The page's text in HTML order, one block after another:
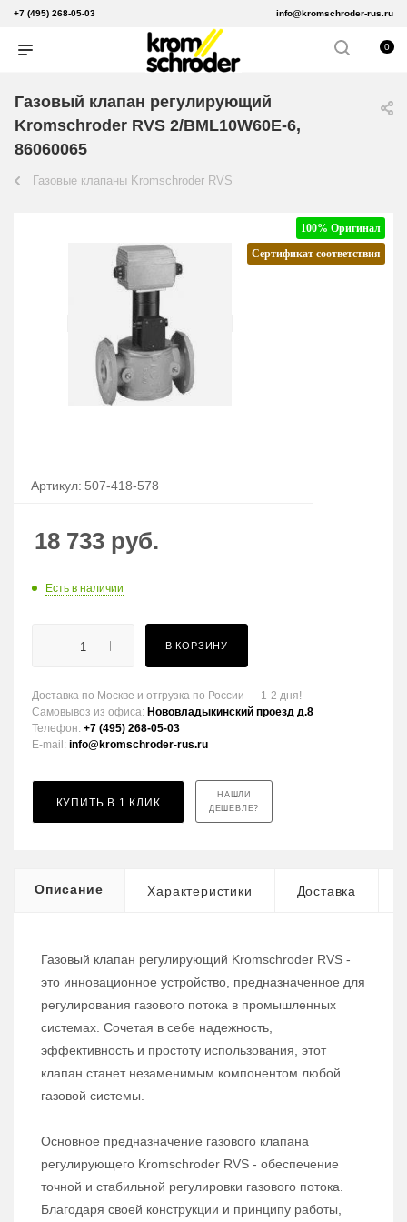
+7 (495) 268-05-03 info@kromschroder-rus.ru
0
Газовый клапан регулирующий
Kromschroder RVS 2/BML10W60E-6,
86060065
Газовые клапаны Kromschroder RVS
100% Оригинал
Сертификат соответствия
Артикул: 507-418-578
18 733 руб.
Есть в наличии
В КОРЗИНУ
Доставка по Москве и отгрузка по России — 1-2 дня!
Самовывоз из офиса: Нововладыкинский проезд д.8
Телефон: +7 (495) 268-05-03
E-mail: info@kromschroder-rus.ru
КУПИТЬ В 1 КЛИК
НАШЛИ
ДЕШЕВЛЕ?
Описание Характеристики Доставка
Газовый клапан регулирующий Kromschroder RVS -
это инновационное устройство, предназначенное для
регулирования газового потока в промышленных
системах. Сочетая в себе надежность,
эффективность и простоту использования, этот
клапан станет незаменимым компонентом любой
газовой системы.
Основное предназначение газового клапана
регулирующего Kromschroder RVS - обеспечение
точной и стабильной регулировки газового потока.
Благодаря своей конструкции и принципу работы,